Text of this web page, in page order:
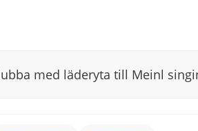
med läderyta till Meinl